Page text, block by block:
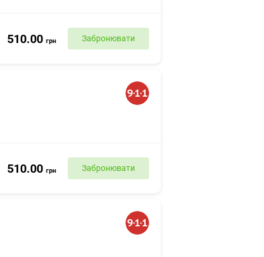
510.00 грн Забронювати
510.00 грн Забронювати